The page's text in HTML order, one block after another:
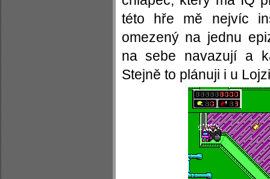
této hře mě nejvíc
omezený na jednu
na sebe navazují a
Stejně to plánuji i u